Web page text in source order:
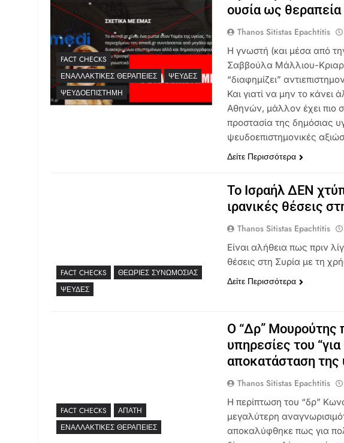
FACT CHECKS
ΕΝΑΛΛΑΚΤΙΚΈΣ ΘΕΡΑΠΕΊΕΣ
ΨΕΥΔΈΣ
ΨΕΥΔΟΕΠΙΣΤΉΜΗ
ουσία ως
Thanos Sitistas Epachtitis
Η γνωστή (και μέσα από
Σαββούλα Μάλλιου-
“διαφημίζει”
Και γιατί να μην το
Αθηνών, μάλλον έχει πιο
προστασία της δημόσιας
ψευδοεπιστημονικές
Δείτε Περισσότερα
FACT CHECKS
ΘΕΩΡΊΕΣ ΣΥΝΩΜΟΣΊΑΣ
ΨΕΥΔΈΣ
Το Ισραήλ ΔΕΝ
ιρανικές θέσεις
Thanos Sitistas Epachtitis
Είναι αλήθεια πως πριν
θέσεις στη Συρία με τη
Δείτε Περισσότερα
FACT CHECKS
ΑΠΆΤΗ
ΕΝΑΛΛΑΚΤΙΚΈΣ ΘΕΡΑΠΕΊΕΣ
Ο “Δρ” Μουρούτης
υπηρεσίες του
αποκατάσταση της
Thanos Sitistas Epachtitis
Η περίπτωση του “δρ”
μεγαλύτερη
αποκαλύφθηκε πως για